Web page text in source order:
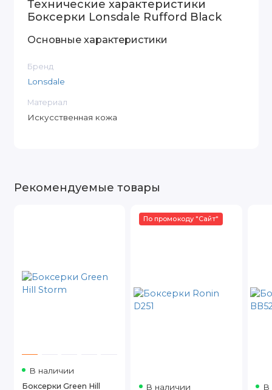
Технические характеристики
Боксерки Lonsdale Rufford Black
Основные характеристики
Бренд
Lonsdale
Материал
Искусственная кожа
Рекомендуемые товары
В наличии
Боксерки Green Hill
По промокоду "Сайт"
В наличии В